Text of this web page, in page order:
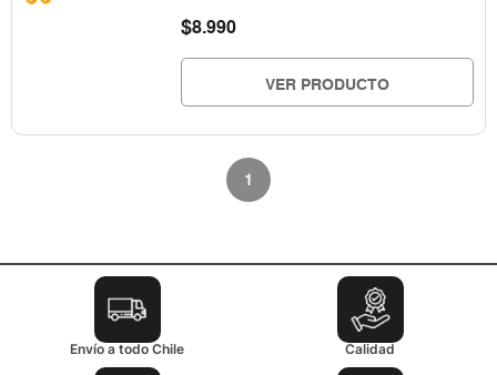
$8.990
VER PRODUCTO
1
Envío a todo Chile Calidad